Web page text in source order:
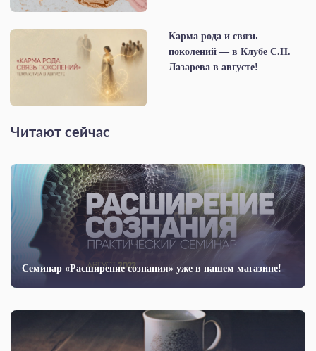
Карма рода и связь
поколений — в Клубе С.Н.
Лазарева в августе!
Читают сейчас
Семинар «Расширение сознания» уже в нашем магазине!